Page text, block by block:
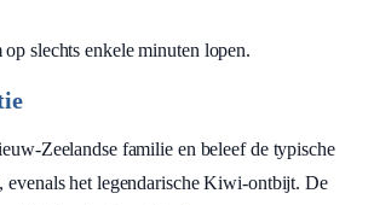
slechts enkele minuten lopen.
Zeelandse familie en beleef de typische
het legendarische Kiwi-ontbijt. De